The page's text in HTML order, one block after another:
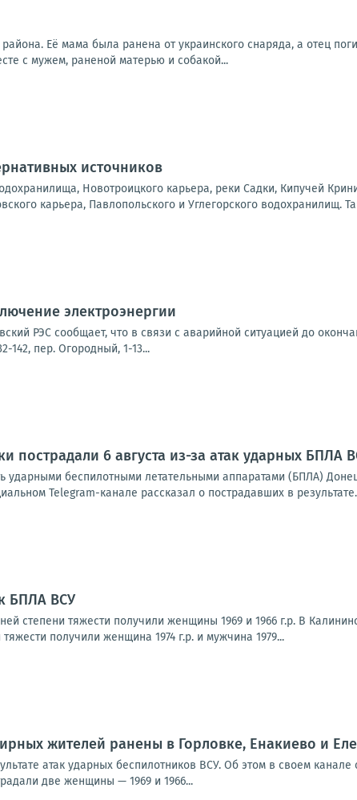
Её мама была ранена от украинского снаряда, а отец
с мужем, раненой матерью и собакой...
источников
Новотроицкого карьера, реки Садки, Кипучей
карьера, Павлопольского и Углегорского водохранилищ.
электроэнергии
РЭС сообщает, что в связи с аварийной ситуацией до
142, пер. Огородный, 1-13...
6 августа из-за атак ударных БПЛА
беспилотными летательными аппаратами (БПЛА)
Telegram-канале рассказал о пострадавших в
БПЛА ВСУ
степени тяжести получили женщины 1969 и 1966 г.р. В
получили женщина 1974 г.р. и мужчина 1979...
жителей ранены в Горловке, Енакиево и
атак ударных беспилотников ВСУ. Об этом в своем
две женщины — 1969 и 1966...